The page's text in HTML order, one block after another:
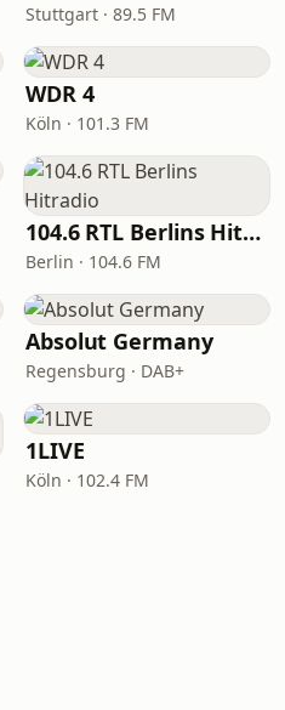
Stuttgart · 89.5 FM
WDR 4
Köln · 101.3 FM
104.6 RTL Berlins Hitradio
Berlin · 104.6 FM
Absolut Germany
Regensburg · DAB+
1LIVE
Köln · 102.4 FM